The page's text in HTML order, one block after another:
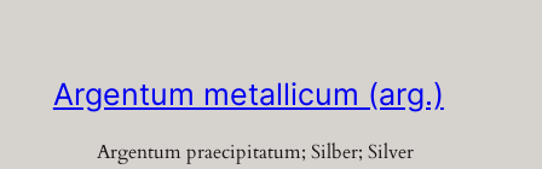
Argentum metallicum (arg.)
Argentum praecipitatum; Silber; Silver